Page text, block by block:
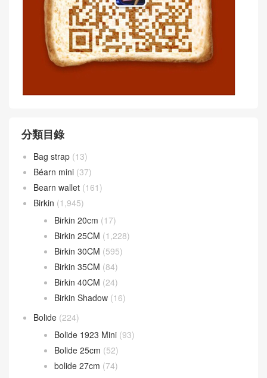
Béarn mini(37)
Bearn wallet(161)
Birkin(1,945)
Birkin 20cm
Birkin 25CM (1,228)
Birkin 30CM (595)
Birkin 35CM (84)
Birkin 40CM (24)
Birkin Shadow(16)
Bolide 1923 Mini
Bolide 25cm (52)
bolide 27cm (74)
Bolide 31cm (4)